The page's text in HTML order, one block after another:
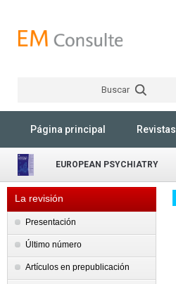
Buscar
Página principal Revistas
EUROPEAN PSYCHIATRY
La revisión
Presentación
Último número
Artículos en prepublicación